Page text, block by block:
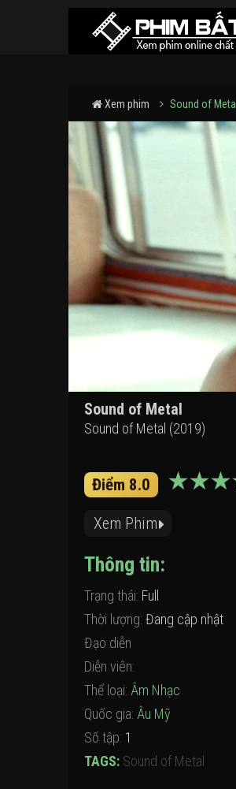
Xem phim Sound of Metal
Sound of Metal
Sound of Metal (2019)
Điểm 8.0
Xem Phim
Thông tin:
Trạng thái: Full
Thời lượng: Đang cập nhật
Đạo diễn
Diễn viên:
Thể loại: Âm Nhạc
Quốc gia: Âu Mỹ
Số tập: 1
TAGS: Sound of Metal